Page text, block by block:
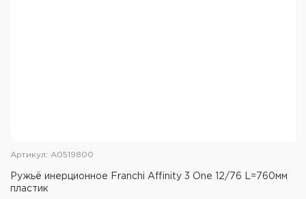
Артикул: A0519800
Ружьё инерционное Franchi Affinity 3 One 12/76 L=760мм
пластик